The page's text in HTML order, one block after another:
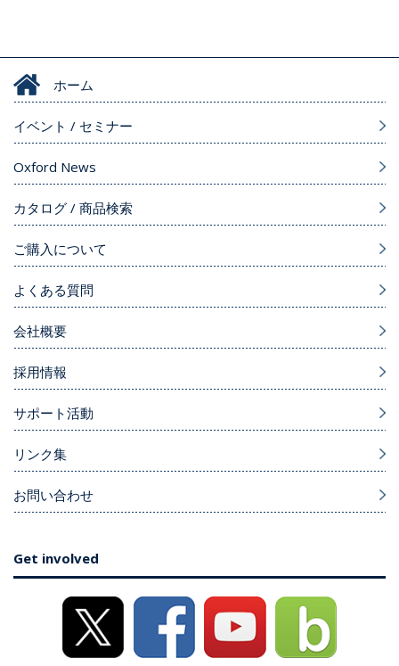
ホーム
イベント / セミナー
Oxford News
カタログ / 商品検索
ご購入について
よくある質問
会社概要
採用情報
サポート活動
リンク集
お問い合わせ
Get involved